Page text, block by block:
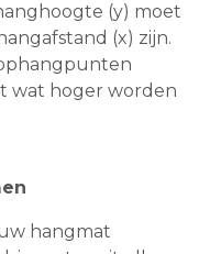
(y) moet
(x) zijn.
wat hoger worden
hangmat